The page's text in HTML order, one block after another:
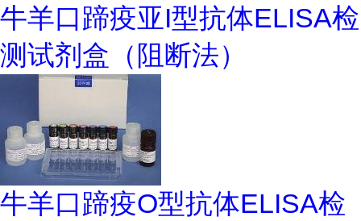
牛羊口蹄疫亚I型抗体ELISA检
测试剂盒（阻断法）
牛羊口蹄疫O型抗体ELISA检